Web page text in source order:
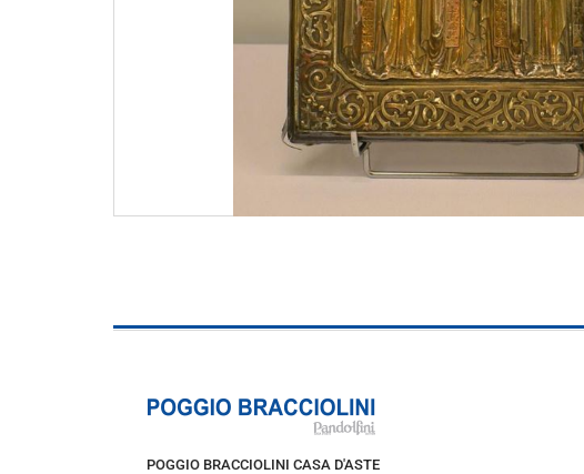
POGGIO BRACCIOLINI CASA D'ASTE